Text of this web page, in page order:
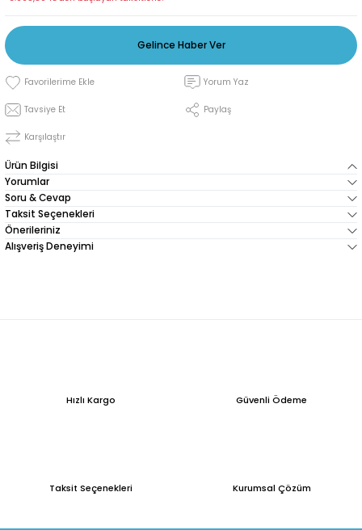
Gelince Haber Ver
Yorum Yaz
Tavsiye Et Paylaş
Karşılaştır
Ürün Bilgisi
Yorumlar
Soru & Cevap
Taksit Seçenekleri
Önerileriniz
Alışveriş Deneyimi
Hızlı Kargo Güvenli Ödeme
Taksit Seçenekleri Kurumsal Çözüm